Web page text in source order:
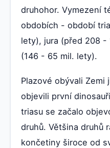
druhohor. Vymezení
obdobích - období
lety), jura (před 208 -
(146 - 65 mil. lety).
Plazové obývali Zemi
objevili první
triasu se začalo
druhů. Většina druhů
končetiny široce od